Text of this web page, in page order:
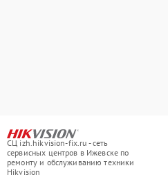
СЦ izh.hikvision-fix.ru - сеть
сервисных центров в Ижевске по
ремонту и обслуживанию техники
Hikvision